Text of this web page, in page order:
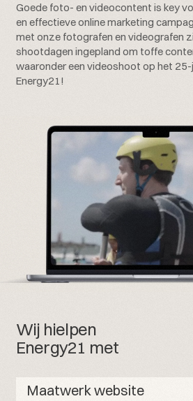
Goede foto- en videocontent is key
en effectieve online marketing
met onze fotografen en videografen
shootdagen ingepland om toffe
waaronder een videoshoot op het
Energy21!
Wij hielpen
Energy21 met
Maatwerk website